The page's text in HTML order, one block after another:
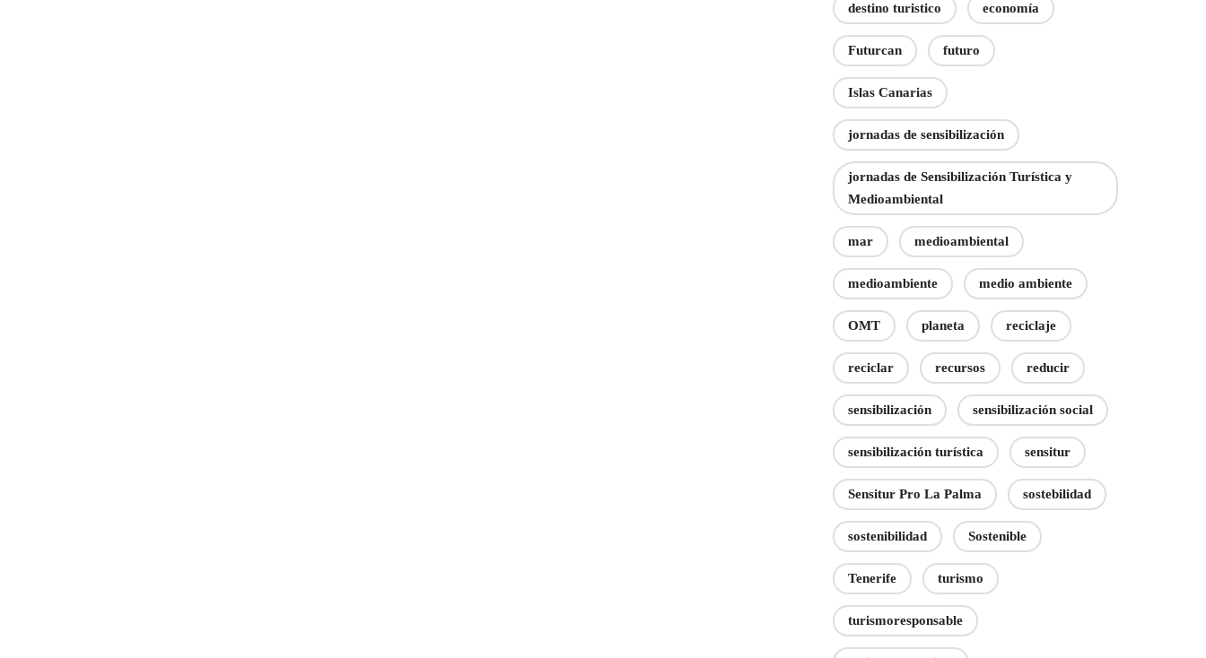
destino turistico economía
Futurcan futuro
Islas Canarias
jornadas de sensibilización
jornadas de Sensibilización Turística y
Medioambiental
mar medioambiental
medioambiente medio ambiente
OMT planeta reciclaje
reciclar recursos reducir
sensibilización sensibilización social
sensibilización turística sensitur
Sensitur Pro La Palma sostebilidad
sostenibilidad Sostenible
Tenerife turismo
turismoresponsable